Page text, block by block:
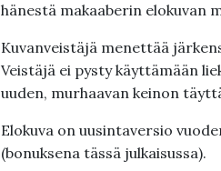
hänestä makaaberin elokuvan
Kuvanveistäjä menettää
Veistäjä ei pysty käyttämään
uuden, murhaavan keinon
Elokuva on uusintaversio
(bonuksena tässä julkaisussa).